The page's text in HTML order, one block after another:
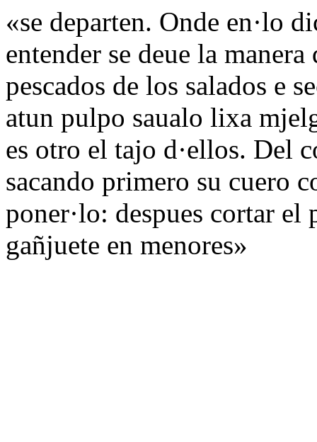
«se departen. Onde en·lo
entender se deue la
pescados de los salados e
atun pulpo saualo lixa
es otro el tajo d·ellos. Del
sacando primero su cuero
poner·lo: despues cortar el
gañjuete en menores»